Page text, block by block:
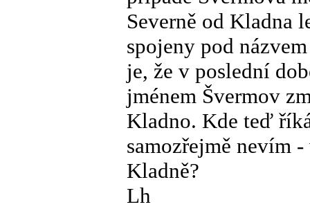
Severně od Kladna
spojeny pod
je, že v poslední
jménem Švermov
Kladno. Kde teď
samozřejmě nevím
Kladně?
Lh